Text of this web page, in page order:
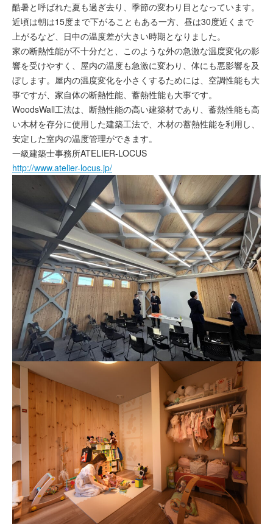
酷暑と呼ばれた夏も過ぎ去り、季節の変わり目となっています。
近頃は朝は15度まで下がることもある一方、昼は30度近くまで
上がるなど、日中の温度差が大きい時期となりました。
家の断熱性能が不十分だと、このような外の急激な温度変化の影
響を受けやすく、屋内の温度も急激に変わり、体にも悪影響を及
ぼします。屋内の温度変化を小さくするためには、空調性能も大
事ですが、家自体の断熱性能、蓄熱性能も大事です。
WoodsWall工法は、断熱性能の高い建築材であり、蓄熱性能も高
い木材を存分に使用した建築工法で、木材の蓄熱性能を利用し、
安定した室内の温度管理ができます。
一級建築士事務所ATELIER-LOCUS
http://www.atelier-locus.jp/